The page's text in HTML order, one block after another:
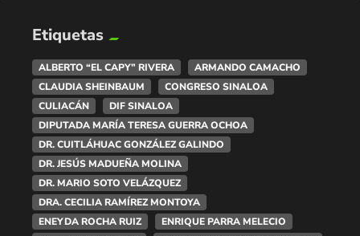
Etiquetas
ALBERTO “EL CAPY” RIVERA
ARMANDO CAMACHO
CLAUDIA SHEINBAUM
CONGRESO SINALOA
CULIACÁN
DIF SINALOA
DIPUTADA MARÍA TERESA GUERRA OCHOA
DR. CUITLÁHUAC GONZÁLEZ GALINDO
DR. JESÚS MADUEÑA MOLINA
DR. MARIO SOTO VELÁZQUEZ
DRA. CECILIA RAMÍREZ MONTOYA
ENEYDA ROCHA RUIZ
ENRIQUE PARRA MELECIO